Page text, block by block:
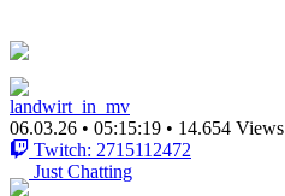
landwirt_in_mv
06.03.26 • 05:15:19 • 14.654 Views
Twitch: 2715112472
Just Chatting